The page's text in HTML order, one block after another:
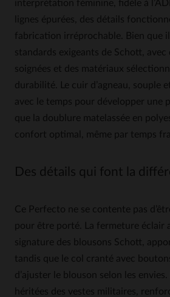
interprétation féminine, fidèle à
lignes épurées, des détails
fabrication irréprochable. Bien que
standards exigeants de Schott, avec
soignées et des matériaux
durabilité. Le cuir d’agneau, souple
avec le temps pour développer une
que la doublure matelassée en
confort optimal, même par temps
Des détails qui font la
Ce Perfecto ne se contente pas
pour être porté. La fermeture éclair
signature des blousons Schott,
tandis que le col cranté avec
d’ajuster le blouson selon les envies.
héritées des vestes militaires,